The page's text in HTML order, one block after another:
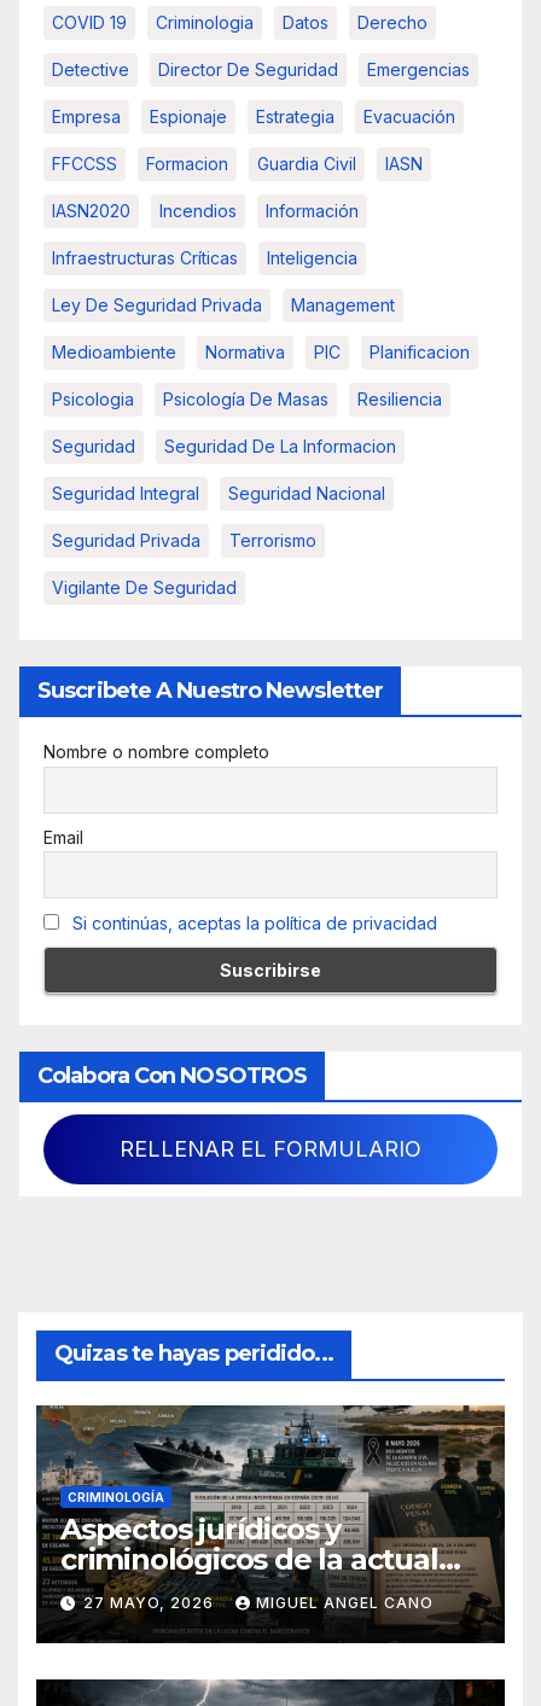
COVID 19 Criminologia Datos Derecho
Detective Director De Seguridad Emergencias
Empresa Espionaje Estrategia Evacuación
FFCCSS Formacion Guardia Civil IASN
IASN2020 Incendios Información
Infraestructuras Críticas Inteligencia
Ley De Seguridad Privada Management
Medioambiente Normativa PIC Planificacion
Psicologia Psicología De Masas Resiliencia
Seguridad Seguridad De La Informacion
Seguridad Integral Seguridad Nacional
Seguridad Privada Terrorismo
Vigilante De Seguridad
Suscribete A Nuestro Newsletter
Nombre o nombre completo
Email
Si continúas, aceptas la política de privacidad
Colabora Con NOSOTROS
RELLENAR EL FORMULARIO
Quizas te hayas peridido...
CRIMINOLOGÍA
Aspectos jurídicos y
criminológicos de la actual
lucha contra el narcotráfico
en el sur de España
27 MAYO, 2026 MIGUEL ANGEL CANO